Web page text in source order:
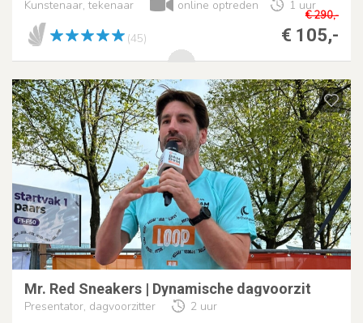
Kunstenaar, tekenaar online optreden 1 uur
€ 290,-
€ 105,-
(45)
Mr. Red Sneakers | Dynamische dagvoorzit
Presentator, dagvoorzitter 2 uur